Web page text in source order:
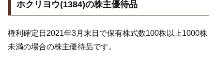
ホクリヨウ(1384)の株主優待品
権利確定日2021年3月末日で保有株式数100株以上1000株
未満の場合の株主優待品です。